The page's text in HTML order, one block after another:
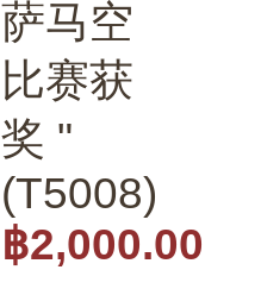
萨马空
比赛获
奖 "
(T5008)
฿2,000.00